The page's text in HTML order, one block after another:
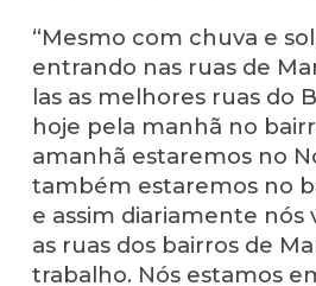
“Mesmo com chuva e
entrando nas ruas de
las as melhores ruas do
hoje pela manhã no
amanhã estaremos no
também estaremos no
e assim diariamente nós
as ruas dos bairros de
trabalho. Nós estamos